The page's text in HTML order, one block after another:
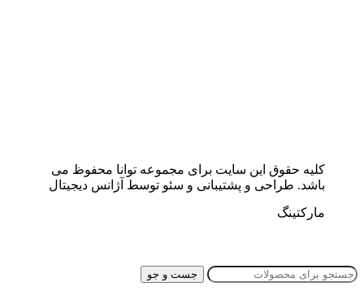
کلیه حقوق این سایت برای مجموعه توانا محفوظ می
باشد. طراحی و پشتیبانی و سئو توسط آژانس دیجیتال
مارکتینگ
جست و جو